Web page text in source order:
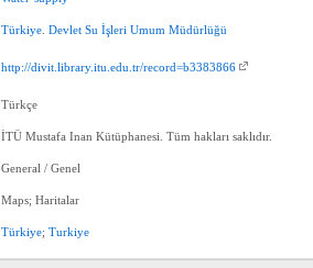
Türkiye .Devlet Su İşleri Umum Müdürlüğü
http://divit.library.itu.edu.tr/record=b3383866
Türkçe
İTÜ Mustafa Inan Kütüphanesi. Tüm hakları saklıdır.
General / Genel
Maps; Haritalar
Türkiye;Turkiye